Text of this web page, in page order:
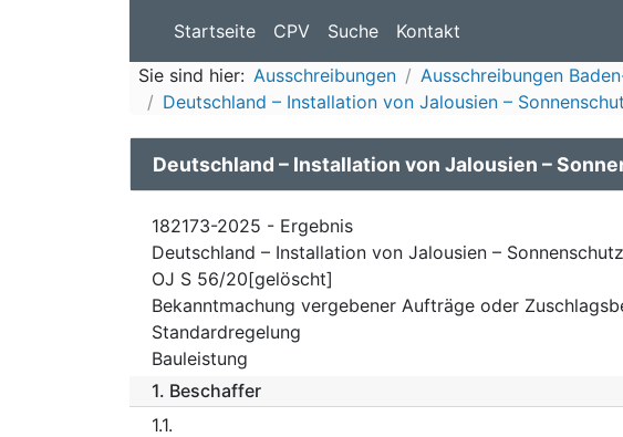
Startseite CPV Suche Kontakt
Sie sind hier: Ausschreibungen Ausschreibungen
Deutschland – Installation von Jalousien –
Deutschland – Installation von Jalousien –
182173-2025 - Ergebnis
Deutschland – Installation von Jalousien – Sonnenschutz
OJ S 56/20[gelöscht]
Bekanntmachung vergebener Aufträge oder
Standardregelung
Bauleistung
1. Beschaffer
1.1.